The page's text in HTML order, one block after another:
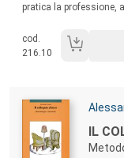
pratica la professione,
della relazione d’aiuto,
e, magari, trovare
cod.
216.10
Autori:
Titolo:
IL